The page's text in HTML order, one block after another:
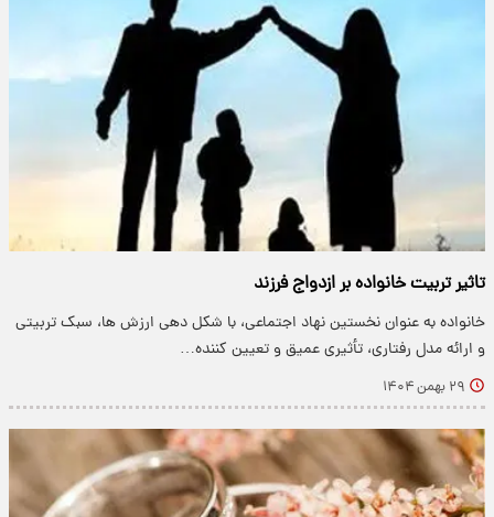
تاثیر تربیت خانواده بر ازدواج فرزند
خانواده به عنوان نخستین نهاد اجتماعی، با شکل دهی ارزش ها، سبک تربیتی
و ارائه مدل رفتاری، تأثیری عمیق و تعیین کننده…
۲۹ بهمن ۱۴۰۴